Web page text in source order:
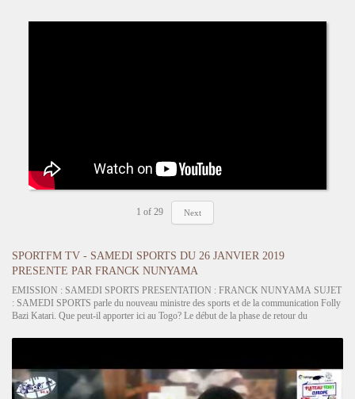
1 of 29 Next
SPORTFM TV - SAMEDI SPORTS DU 26 JANVIER 2019
PRESENTE PAR FRANCK NUNYAMA
EMISSION : SAMEDI SPORTS PRESENTATION : FRANCK NUNYAMA SUJET
: SAMEDI SPORTS parle du nouveau ministre des sports et de la communication Folly
Bazi Katari. Que peut-il apporter ici au Togo? Le début de la phase de retour du
GOMIDO,…